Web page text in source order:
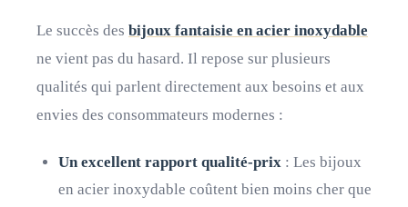
Le succès des bijoux fantaisie en acier inoxydable
ne vient pas du hasard. Il repose sur plusieurs
qualités qui parlent directement aux besoins et aux
envies des consommateurs modernes :
Un excellent rapport qualité-prix : Les bijoux
en acier inoxydable coûtent bien moins cher que